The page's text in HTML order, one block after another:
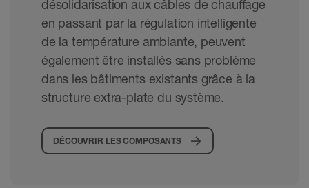
désolidarisation aux câbles de chauffage
en passant par la régulation intelligente
de la température ambiante, peuvent
également être installés sans problème
dans les bâtiments existants grâce à la
structure extra-plate du système.
DÉCOUVRIR LES COMPOSANTS